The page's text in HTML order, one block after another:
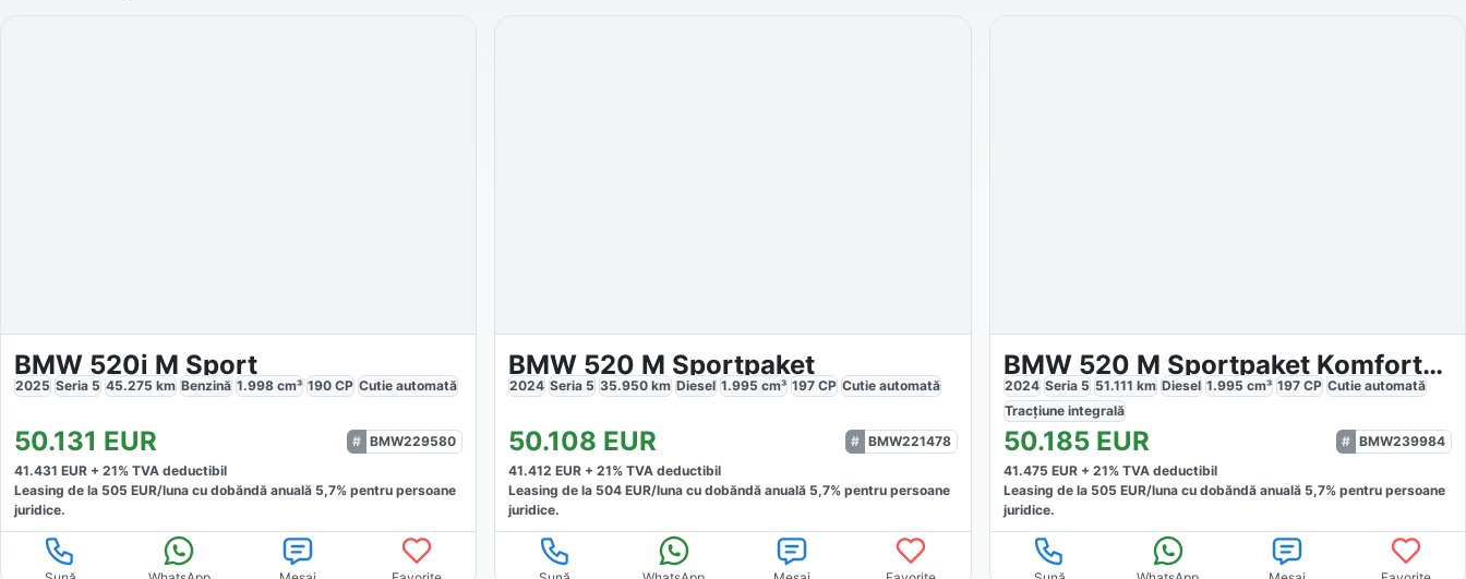
BMW 520i M Sport
2025 Seria 5 45.275 km Benzină 1.998 cm³ 190 CP Cutie automată
50.131 EUR
BMW229580
41.431 EUR + 21% TVA deductibil
Leasing de la 505 EUR/luna cu dobăndă anuală 5,7% pentru persoane
juridice.
BMW 520 M Sportpaket
2024 Seria 5 35.950 km Diesel 1.995 cm³ 197 CP Cutieautomată
50.108 EUR
BMW221478
41.412 EUR +21% TVA deductibil
Leasing de la 504 EUR/luna cu dobăndă anuală 5,7% pentru persoane
juridice.
BMW 520 M Sportpaket Komfortsitze
2024 Seria 5 51.111 km Diesel 1.995 cm³ 197CP Cutie automată
Tracțiune integrală
50.185EUR
BMW239984
41.475 EUR + 21% TVA deductibil
Leasing de la 505 EUR/lunacu dobăndă anuală 5,7% pentru persoane
juridice.